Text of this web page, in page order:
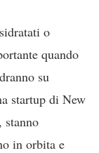
o
quando
su
startup di New
stanno
in orbita e